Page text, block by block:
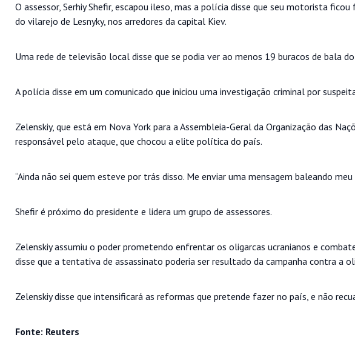
O assessor, Serhiy Shefir, escapou ileso, mas a polícia disse que seu motorista
do vilarejo de Lesnyky, nos arredores da capital Kiev.
Uma rede de televisão local disse que se podia ver ao menos 19 buracos de bala
A polícia disse em um comunicado que iniciou uma investigação criminal por
Zelenskiy, que está em Nova York para a Assembleia-Geral da Organização das
responsável pelo ataque, que chocou a elite política do país.
“Ainda não sei quem esteve por trás disso. Me enviar uma mensagem baleando meu
Shefir é próximo do presidente e lidera um grupo de assessores.
Zelenskiy assumiu o poder prometendo enfrentar os oligarcas ucranianos e
disse que a tentativa de assassinato poderia ser resultado da campanha contra a
Zelenskiy disse que intensificará as reformas que pretende fazer no país, e não
Fonte: Reuters